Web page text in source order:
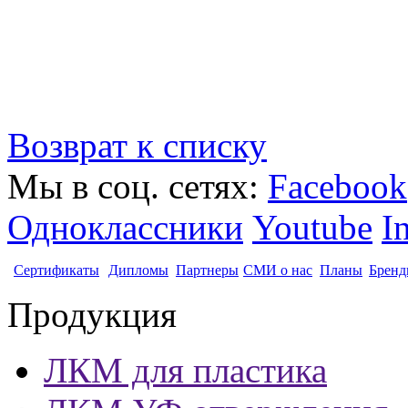
Возврат к списку
Мы в соц. сетях: Facebook
Одноклассники Youtube
Сертификаты Дипломы Партнеры СМИ о нас Планы
Продукция
ЛКМ для пластика